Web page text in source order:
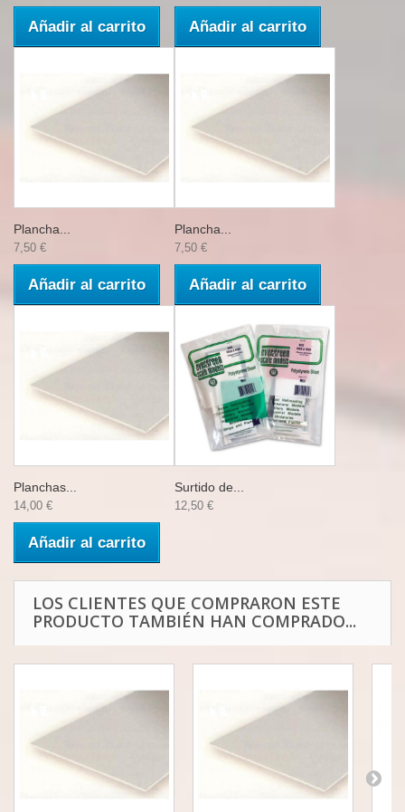
Añadir al carrito Añadir al carrito
Plancha...
7,50 €
Añadir al carrito
Plancha...
7,50 €
Añadir al carrito
Planchas...
14,00 €
Añadir al carrito
Surtido de...
12,50 €
LOS CLIENTES QUE COMPRARON ESTE
PRODUCTO TAMBIÉN HAN COMPRADO...